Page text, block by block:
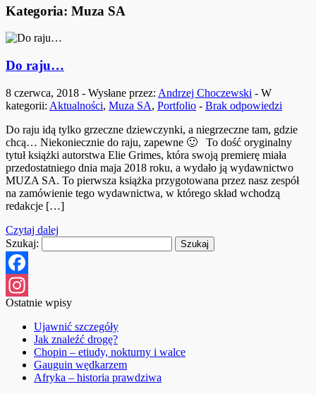
Kategoria: Muza SA
Do raju…
8 czerwca, 2018 - Wysłane przez: Andrzej Choczewski - W
kategorii: Aktualności, Muza SA, Portfolio - Brak odpowiedzi
Do raju idą tylko grzeczne dziewczynki, a niegrzeczne tam, gdzie
chcą… Niekoniecznie do raju, zapewne 🙂 To dość oryginalny
tytuł książki autorstwa Elie Grimes, która swoją premierę miała
przedostatniego dnia maja 2018 roku, a wydało ją wydawnictwo
MUZA SA. To pierwsza książka przygotowana przez nasz zespół
na zamówienie tego wydawnictwa, w którego skład wchodzą
redakcje […]
Czytaj dalej
Szukaj:
Facebook
Instagram
Ostatnie wpisy
Ujawnić szczegóły
Jak znaleźć drogę?
Chopin – etiudy, nokturny i walce
Gauguin wędkarzem
Afryka – historia prawdziwa